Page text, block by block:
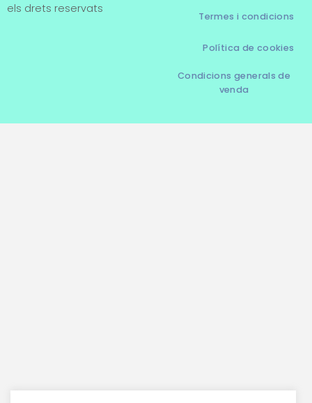
els drets reservats
Termes i condicions
Política de cookies
Condicions generals de
venda